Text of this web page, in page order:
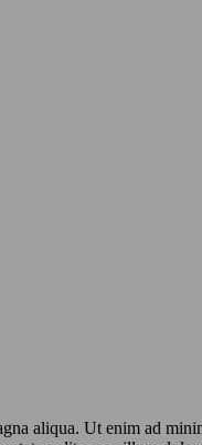
aliqua. Ut enim ad